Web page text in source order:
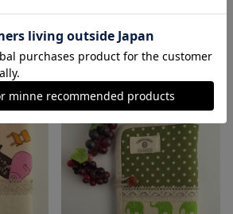
ドロップいっぱい！(ピンク) 通帳ケース/母子手帳ケース
展示中